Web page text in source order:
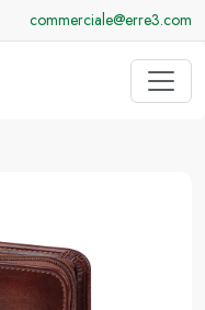
commerciale@erre3.com